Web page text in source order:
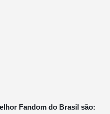
Fandom do Brasil são: